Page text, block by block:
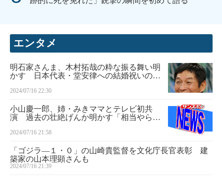
エンタメ
明石家さんま、木村拓哉の粋な振る舞い明
かす 日本代表・堂安律への結婚祝いの場
ね』って…」
2024/07/16 22:30
小山慶一郎、姉・みきママとテレビ初共
演 過去の壮絶げんか明かす「相当やられ
2024/07/16 21:58
「ゴジラ―１・０」の山崎貴監督を文化庁長官表彰 建
築家の山本理顕さんも
2024/07/16 21:39